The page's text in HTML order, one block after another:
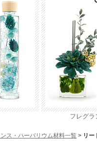
フレグラ
ス・ハーバリウム材料一覧 > リー